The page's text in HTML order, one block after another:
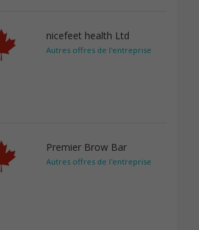
nicefeet health Ltd
Autres offres de l'entreprise
Premier Brow Bar
Autres offres de l'entreprise